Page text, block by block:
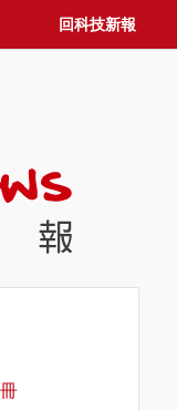
回科技新報